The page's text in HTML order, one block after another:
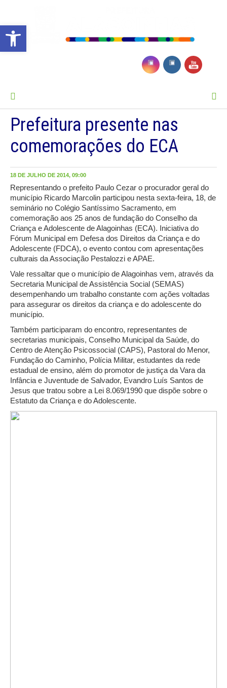
Barra de Ferramentas Aberta
Prefeitura presente nas
comemorações do ECA
18 DE JULHO DE 2014, 09:00
Representando o prefeito Paulo Cezar o procurador geral do
município Ricardo Marcolin participou nesta sexta-feira, 18, de
seminário no Colégio Santíssimo Sacramento, em
comemoração aos 25 anos de fundação do Conselho da
Criança e Adolescente de Alagoinhas (ECA). Iniciativa do
Fórum Municipal em Defesa dos Direitos da Criança e do
Adolescente (FDCA), o evento contou com apresentações
culturais da Associação Pestalozzi e APAE.
Vale ressaltar que o município de Alagoinhas vem, através da
Secretaria Municipal de Assistência Social (SEMAS)
desempenhando um trabalho constante com ações voltadas
para assegurar os direitos da criança e do adolescente do
município.
Também participaram do encontro, representantes de
secretarias municipais, Conselho Municipal da Saúde, do
Centro de Atenção Psicossocial (CAPS), Pastoral do Menor,
Fundação do Caminho, Polícia Militar, estudantes da rede
estadual de ensino, além do promotor de justiça da Vara da
Infância e Juventude de Salvador, Evandro Luís Santos de
Jesus que tratou sobre a Lei 8.069/1990 que dispõe sobre o
Estatuto da Criança e do Adolescente.